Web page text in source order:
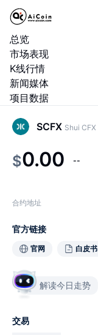
总览
市场表现
K线行情
新闻媒体
项目数据
SCFX Shui CFX
$0.00 --
合约地址
官方链接
官网 白皮书
解读今日走势
交易